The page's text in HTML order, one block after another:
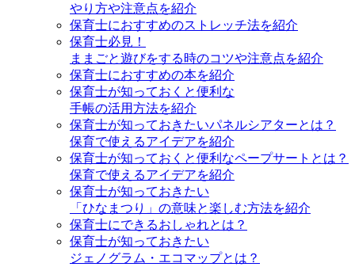
やり方や注意点を紹介
保育士におすすめのストレッチ法を紹介
保育士必見！
ままごと遊びをする時のコツや注意点を紹介
保育士におすすめの本を紹介
保育士が知っておくと便利な
手帳の活用方法を紹介
保育士が知っておきたいパネルシアターとは？
保育で使えるアイデアを紹介
保育士が知っておくと便利なペープサートとは？
保育で使えるアイデアを紹介
保育士が知っておきたい
「ひなまつり」の意味と楽しむ方法を紹介
保育士にできるおしゃれとは？
保育士が知っておきたい
ジェノグラム・エコマップとは？